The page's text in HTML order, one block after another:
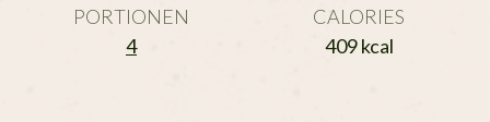
PORTIONEN
4
CALORIES
409 kcal